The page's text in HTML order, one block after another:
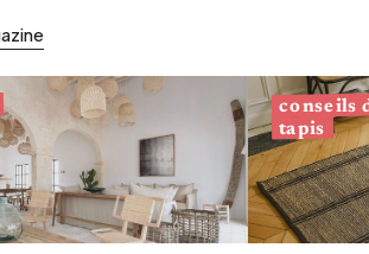
conseils
tapis